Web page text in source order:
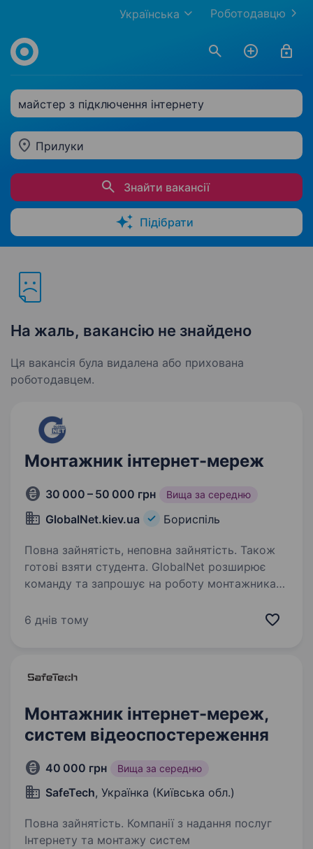
Роботодавцю
Українська
майстер з підключення інтернету
Прилуки
Знайти вакансії
Підібрати
На жаль, вакансію не знайдено
Ця вакансія була видалена або прихована
роботодавцем.
Монтажник інтернет-мереж
30 000 – 50 000 грн Вища за середню
GlobalNet.kiev.ua Бориспіль
Повна зайнятість, неповна зайнятість. Також
готові взяти студента. GlobalNet розширює
команду та запрошує на роботу монтажника
та стабільну заробітну плату; можливість
6 днів тому
Монтажник інтернет-мереж,
систем відеоспостереження
40 000 грн Вища за середню
SafeTech, Українка (Київська обл.)
Повна зайнятість. Компанії з надання послуг
Інтернету та монтажу систем